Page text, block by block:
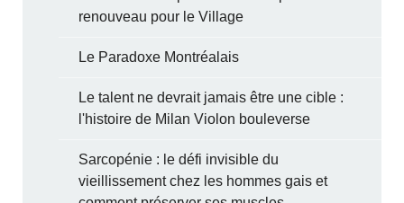
renouveau pour le Village
Le Paradoxe Montréalais
Le talent ne devrait jamais être une cible :
l'histoire de Milan Violon bouleverse
Sarcopénie : le défi invisible du
vieillissement chez les hommes gais et